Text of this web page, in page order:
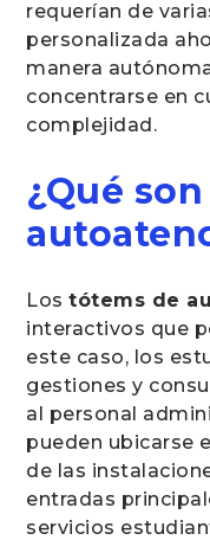
requerían de
personalizada
manera
concentrarse en
complejidad.
¿Qué
Lostótems de
interactivos que
este caso, los
gestiones y
al personal
pueden ubicarse
de las
entradas
servicios